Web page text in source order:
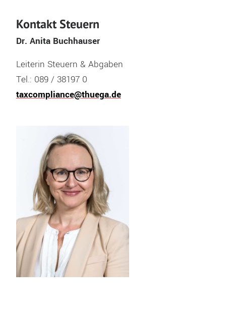
Kontakt Steuern
Dr. Anita Buchhauser
Leiterin Steuern & Abgaben
Tel.: 089 / 38197 0
taxcompliance@thuega.de